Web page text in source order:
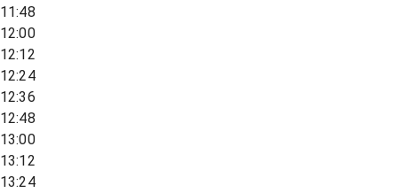
11:48
12:00
12:12
12:24
12:36
12:48
13:00
13:12
13:24